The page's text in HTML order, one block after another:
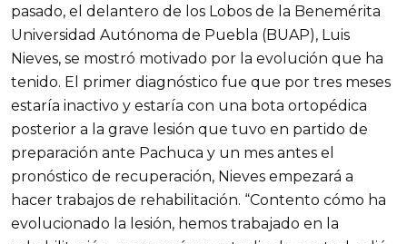
pasado, el delantero de los Lobos de la Benemérita
Universidad Autónoma de Puebla (BUAP), Luis
Nieves, se mostró motivado por la evolución que ha
tenido. El primer diagnóstico fue que por tres meses
estaría inactivo y estaría con una bota ortopédica
posterior a la grave lesión que tuvo en partido de
preparación ante Pachuca y un mes antes el
pronóstico de recuperación, Nieves empezará a
hacer trabajos de rehabilitación. “Contento cómo ha
evolucionado la lesión, hemos trabajado en la